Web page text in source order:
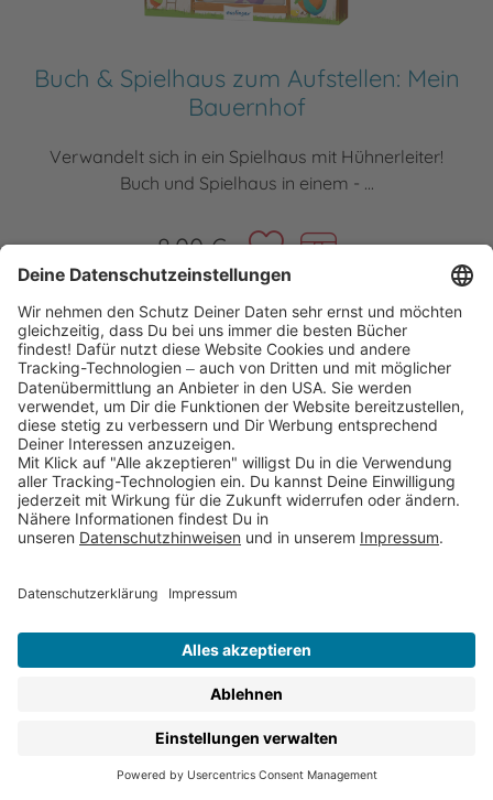
Buch & Spielhaus zum Aufstellen: Mein
Bauernhof
Verwandelt sich in ein Spielhaus mit Hühnerleiter!
Buch und Spielhaus in einem - ...
8,00 €
1 … 2 3 4 …
Esslinger•Planet!•Gabriel
Loomlight
nach oben